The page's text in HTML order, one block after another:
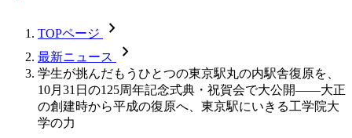
TOPページ chevron_forward
最新ニュース chevron_forward
学生が挑んだもうひとつの東京駅丸の内駅舎復原を、
10月31日の125周年記念式典・祝賀会で大公開――大正
の創建時から平成の復原へ、東京駅にいきる工学院大
学の力